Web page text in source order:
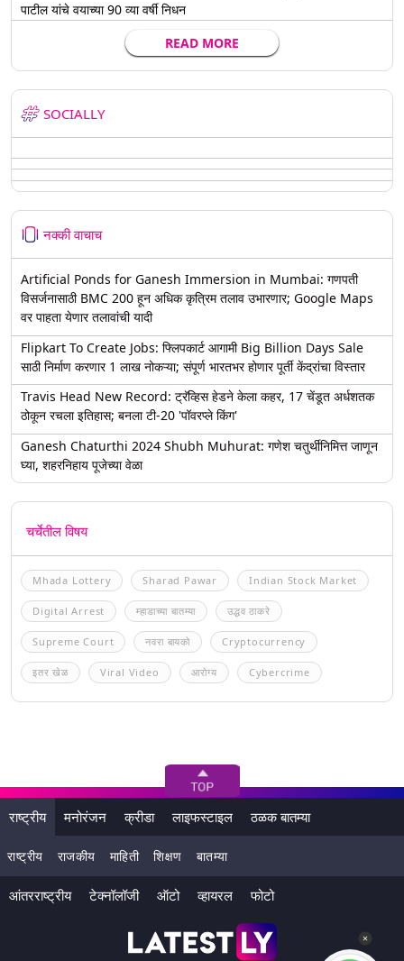
पाटील यांचे वयाच्या 90 व्या वर्षी निधन
READ MORE
SOCIALLY
नक्की वाचाच
Artificial Ponds for Ganesh Immersion in Mumbai: गणपती
विसर्जनासाठी BMC 200 हून अधिक कृत्रिम तलाव उभारणार; Google Maps
वर पाहता येणार तलावांची यादी
Flipkart To Create Jobs: फ्लिपकार्ट आगामी Big Billion Days Sale
साठी निर्माण करणार 1 लाख नोकऱ्या; संपूर्ण भारतभर होणार पूर्ती केंद्रांचा विस्तार
Travis Head New Record: ट्रॅव्हिस हेडने केला कहर, 17 चेंडूत अर्धशतक
ठोकून रचला इतिहास; बनला टी-20 'पॉवरप्ले किंग'
Ganesh Chaturthi 2024 Shubh Muhurat: गणेश चतुर्थीनिमित्त जाणून
घ्या, शहरनिहाय पूजेच्या वेळा
चर्चेतील विषय
Mhada Lottery Sharad Pawar Indian Stock Market
Digital Arrest म्हाडाच्या बातम्या उद्धव ठाकरे
Supreme Court नवरा बायको Cryptocurrency
इतर खेळ Viral Video आरोग्य Cybercrime
राष्ट्रीय मनोरंजन क्रीडा लाइफस्टाइल ठळक बातम्या
राष्ट्रीय राजकीय माहिती शिक्षण बातम्या
आंतरराष्ट्रीय टेक्नॉलॉजी ऑटो व्हायरल फोटो